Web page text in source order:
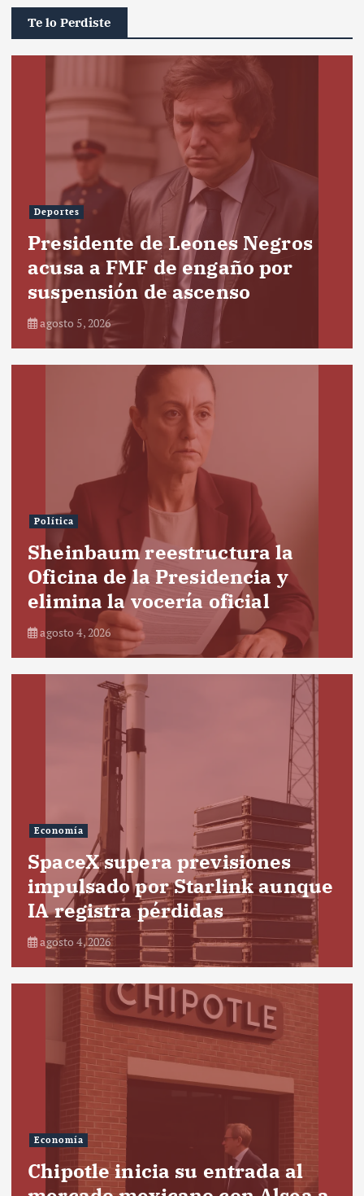
Te lo Perdiste
Deportes
Presidente de Leones Negros
acusa a FMF de engaño por
suspensión de ascenso
agosto 5, 2026
Política
Sheinbaum reestructura la
Oficina de la Presidencia y
elimina la vocería oficial
agosto 4, 2026
Economía
SpaceX supera previsiones
impulsado por Starlink aunque
IA registra pérdidas
agosto 4, 2026
Economía
Chipotle inicia su entrada al